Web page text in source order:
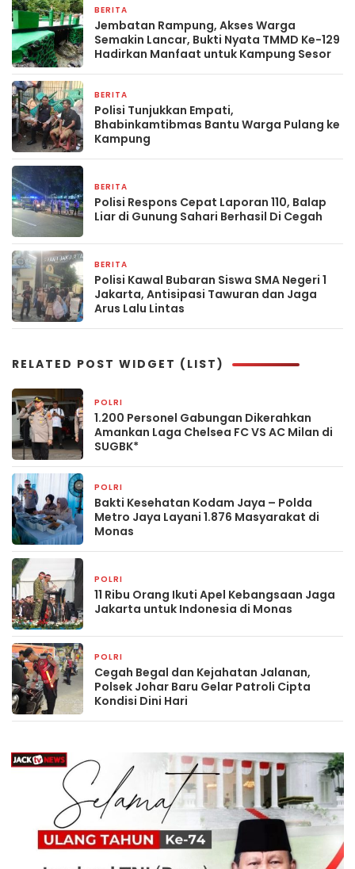
BERITA
Jembatan Rampung, Akses Warga
Semakin Lancar, Bukti Nyata TMMD Ke-129
Hadirkan Manfaat untuk Kampung Sesor
BERITA
Polisi Tunjukkan Empati,
Bhabinkamtibmas Bantu Warga Pulang ke
Kampung
BERITA
Polisi Respons Cepat Laporan 110, Balap
Liar di Gunung Sahari Berhasil Di Cegah
BERITA
Polisi Kawal Bubaran Siswa SMA Negeri 1
Jakarta, Antisipasi Tawuran dan Jaga
Arus Lalu Lintas
RELATED POST WIDGET (LIST)
POLRI
1.200 Personel Gabungan Dikerahkan
Amankan Laga Chelsea FC VS AC Milan di
SUGBK*
POLRI
Bakti Kesehatan Kodam Jaya – Polda
Metro Jaya Layani 1.876 Masyarakat di
Monas
POLRI
11 Ribu Orang Ikuti Apel Kebangsaan Jaga
Jakarta untuk Indonesia di Monas
POLRI
Cegah Begal dan Kejahatan Jalanan,
Polsek Johar Baru Gelar Patroli Cipta
Kondisi Dini Hari